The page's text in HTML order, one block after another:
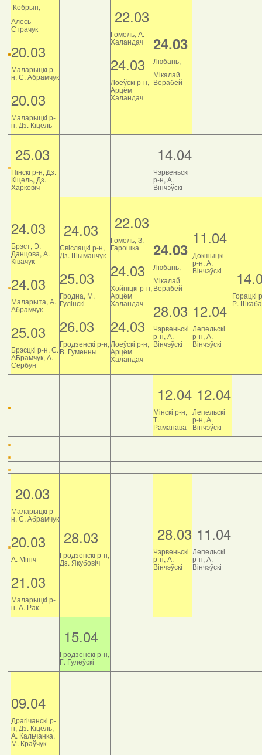
Кобрын,
Алесь
Страчук
20.03
Маларыцкі р-
н, С. Абрамчук
20.03
Маларыцкі р-
н, Дз. Кіцель
22.03
Гомель, А.
Халандач
24.03
Лоеўскі р-н,
Арцём
Халандач
24.03
Любань,
Мікалай
Верабей
25.03
Пінскі р-н, Дз.
Кіцель, Дз.
Харковіч
14.04
Чэрвеньскі
р-н, А.
Вінчэўскі
24.03
Брэст, Э.
Данцова, А.
Ківачук
24.03
Маларыта, А.
Абрамчук
25.03
Брэсцкі р-н, С.
АБрамчук, А.
Сербун
24.03
Свіслацкі р-н,
Дз. Шыманчук
25.03
Гродна, М.
Гулінскі
26.03
Гродзенскі р-н,
В. Гуменны
22.03
Гомель, З.
Гарошка
24.03
Хойніцкі р-н,
Арцём
Халандач
24.03
Лоеўскі р-н,
Арцём
Халандач
24.03
Любань,
Мікалай
Верабей
28.03
Чэрвеньскі
р-н, А.
Вінчэўскі
11.04
Докшыцкі
р-н, А.
Вінчэўскі
12.04
Лепельскі
р-н, А.
Вінчэўскі
Горацкі
Р.
12.04
Мінскі р-н,
Т.
Раманава
12.04
Лепельскі
р-н, А.
Вінчэўскі
20.03
Маларыцкі р-
н, С. Абрамчук
20.03
А. Мініч
21.03
Маларыцкі р-
н. А. Рак
28.03
Гродзенскі р-н,
Дз. Якубовіч
28.03
Чэрвеньскі
р-н, А.
Вінчэўскі
11.04
Лепельскі
р-н, А.
Вінчэўскі
15.04
Гродзенскі р-н,
Г. Гулеўскі
09.04
Драгічанскі р-
н, Дз. Кіцель,
А. Кальчанка,
М. Краўчук